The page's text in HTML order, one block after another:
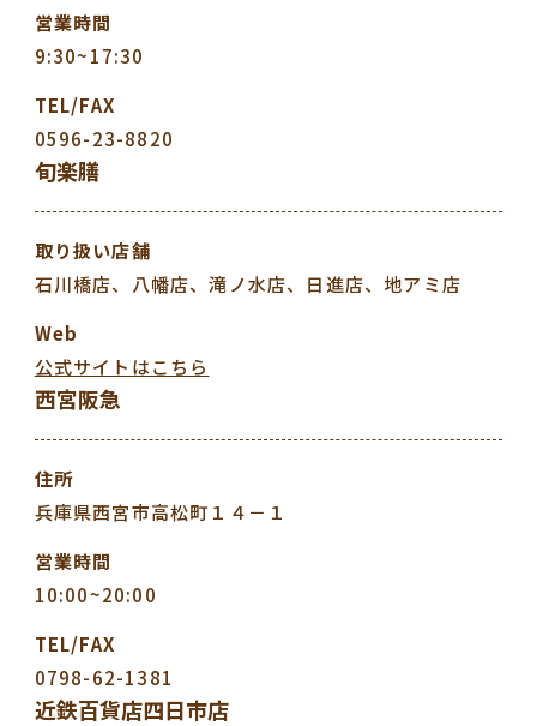
営業時間
9:30~17:30
TEL/FAX
0596-23-8820
旬楽膳
取り扱い店舗
石川橋店、八幡店、滝ノ水店、日進店、地アミ店
Web
公式サイトはこちら
西宮阪急
住所
兵庫県西宮市高松町１４－１
営業時間
10:00~20:00
TEL/FAX
0798-62-1381
近鉄百貨店四日市店